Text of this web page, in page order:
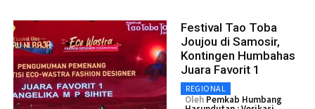
Festival Tao Toba
Joujou di Samosir,
Kontingen Humbahas
Juara Favorit 1
REGIONAL
Oleh Pemkab Humbang